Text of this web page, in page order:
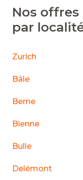
Nos offres
par
Zurich
Bâle
Berne
Bienne
Bulle
Delémont